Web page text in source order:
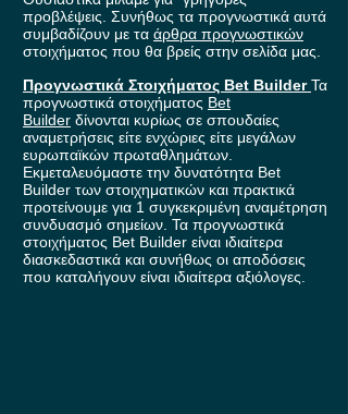
προβλέψεις. Συνήθως τα προγνωστικά αυτά
συμβαδίζουν με τα άρθρα προγνωστικών
στοιχήματος που θα βρείς στην σελίδα μας.
Προγνωστικά Στοιχήματος Bet BuilderΤα
προγνωστικά στοιχήματος Bet
Builder δίνονται κυρίως σε σπουδαίες
αναμετρήσεις είτε ενχώριες είτε μεγάλων
ευρωπαϊκών πρωταθλημάτων.
Εκμεταλευόμαστε την δυνατότητα Bet
Builder των στοιχηματικών και πρακτικά
προτείνουμε για 1 συγκεκριμένη αναμέτρηση
συνδυασμό σημείων. Τα προγνωστικά
στοιχήματος Bet Builder είναι ιδιαίτερα
διασκεδαστικά και συνήθως οι αποδόσεις
που καταλήγουν είναι ιδιαίτερα αξιόλογες.